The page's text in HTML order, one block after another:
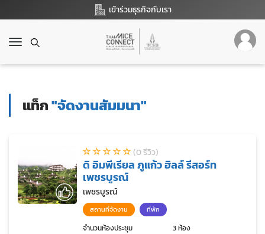
เข้าร่วมธุรกิจกับเรา
T
g
g
a
แท็ก"จัดงานสัมมนา"
(0 รีวิว)
ดิ อิมพีเรียล ภูแก้ว ฮิลล์ รีสอร์ท
เพชรบูรณ์
เพชรบูรณ์
สถานที่จัดงาน ที่พัก
จำนวนห้องประชุม
3 ห้อง